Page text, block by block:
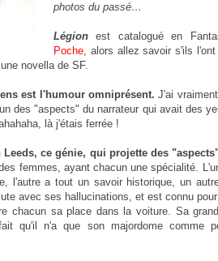
photos du passé…
Légion est catalogué en
Poche, alors allez savoir s'ils
novella de SF.
est l'humour omniprésent.J'ai
des "aspects" du narrateur qui avait des
là j'étais ferrée !
Leeds, ce génie, qui projette des
femmes, ayant chacun une spécialité.
l'autre a tout un savoir historique, un
avec ses hallucinations, et est connu
chacun sa place dans la voiture. Sa
qu'il n'a que son majordome comme